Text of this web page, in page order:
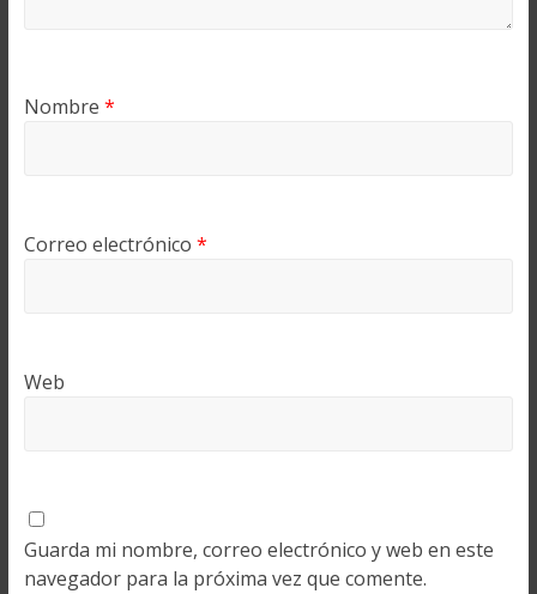
Nombre *
Correo electrónico *
Web
Guarda mi nombre, correo electrónico y web en este
navegador para la próxima vez que comente.